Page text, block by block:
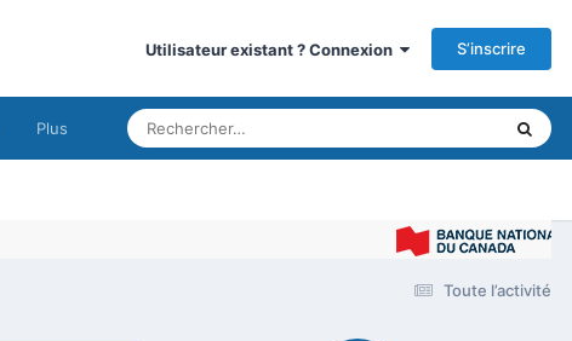
Utilisateur existant ? Connexion S’inscrire
Plus
Toute l’activité